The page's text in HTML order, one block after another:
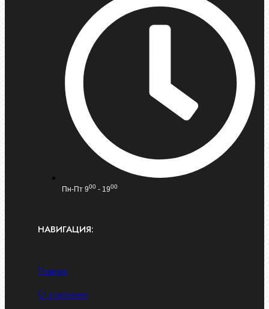
Пн-Пт 900 - 1900
НАВИГАЦИЯ:
Главная
О компании